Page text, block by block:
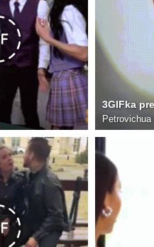
3GIFka
Petrovichua